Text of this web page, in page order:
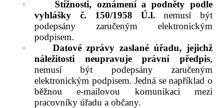
·
Stížnosti, oznámení a podněty podle
vyhlášky č. 150/1958 Ú.l. nemusí být
podepsány zaručeným elektronickým
podpisem.
·
Datové zprávy zaslané úřadu, jejichž
náležitosti neupravuje právní předpis,
nemusí být podepsány zaručeným
elektronickým podpisem. Jedná se například o
běžnou e-mailovou komunikaci mezi
pracovníky úřadu a občany.